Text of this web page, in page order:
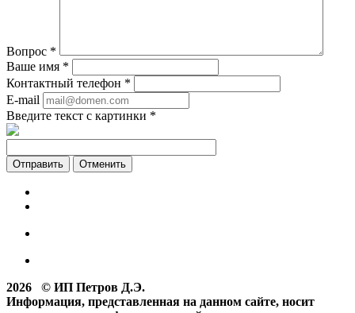
Вопрос *
Ваше имя *
Контактный телефон *
E-mail
Введите текст с картинки *
Отменить
2026 © ИП Петров Д.Э.
Информация, представленная на данном сайте, носит